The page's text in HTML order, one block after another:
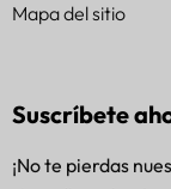
Mapa del sitio
Suscríbete
¡No te pierdas